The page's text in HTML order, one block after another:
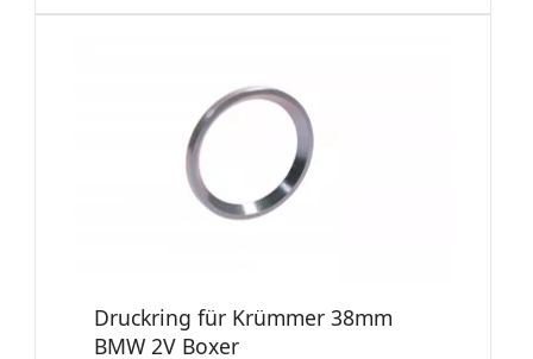
Druckring für Krümmer 38mm
BMW 2V Boxer